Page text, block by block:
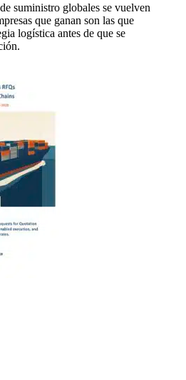
suministro globales se vuelven
que ganan son las que
logística antes de que se